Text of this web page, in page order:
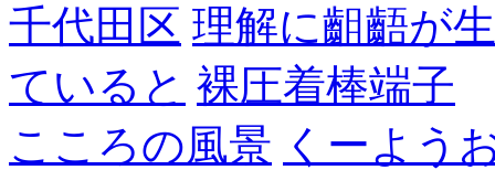
千代田区 理解に齟齬が
ていると 裸圧着棒端子
こころの風景 くーよう